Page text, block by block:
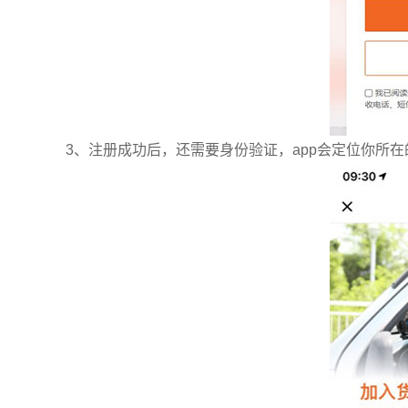
3、注册成功后，还需要身份验证，app会定位你所在